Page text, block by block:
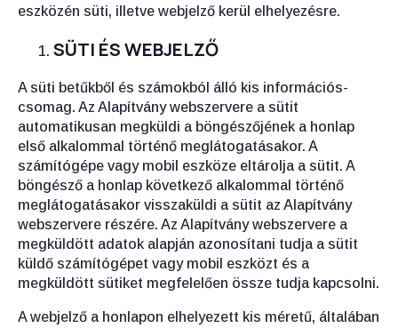
eszközén süti, illetve webjelző kerül elhelyezésre.
SÜTI ÉS WEBJELZŐ
A süti betűkből és számokból álló kis információs-
csomag. Az Alapítvány webszervere a sütit
automatikusan megküldi a böngészőjének a honlap
első alkalommal történő meglátogatásakor. A
számítógépe vagy mobil eszköze eltárolja a sütit. A
böngésző a honlap következő alkalommal történő
meglátogatásakor visszaküldi a sütit az Alapítvány
webszervere részére. Az Alapítvány webszervere a
megküldött adatok alapján azonosítani tudja a sütit
küldő számítógépet vagy mobil eszközt és a
megküldött sütiket megfelelően össze tudja kapcsolni.
A webjelző a honlapon elhelyezett kis méretű, általában